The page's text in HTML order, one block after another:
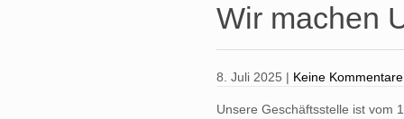
Wir machen
8. Juli 2025 | Keine Kommentare
Unsere Geschäftsstelle ist vom